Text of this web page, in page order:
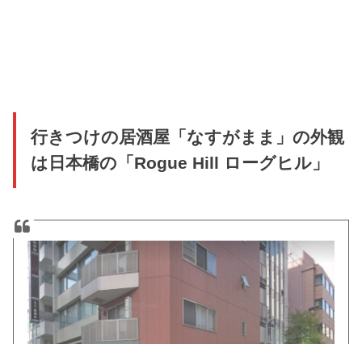
行きつけの居酒屋「なすがまま」の外観
は日本橋の「Rogue Hill ローグヒル」